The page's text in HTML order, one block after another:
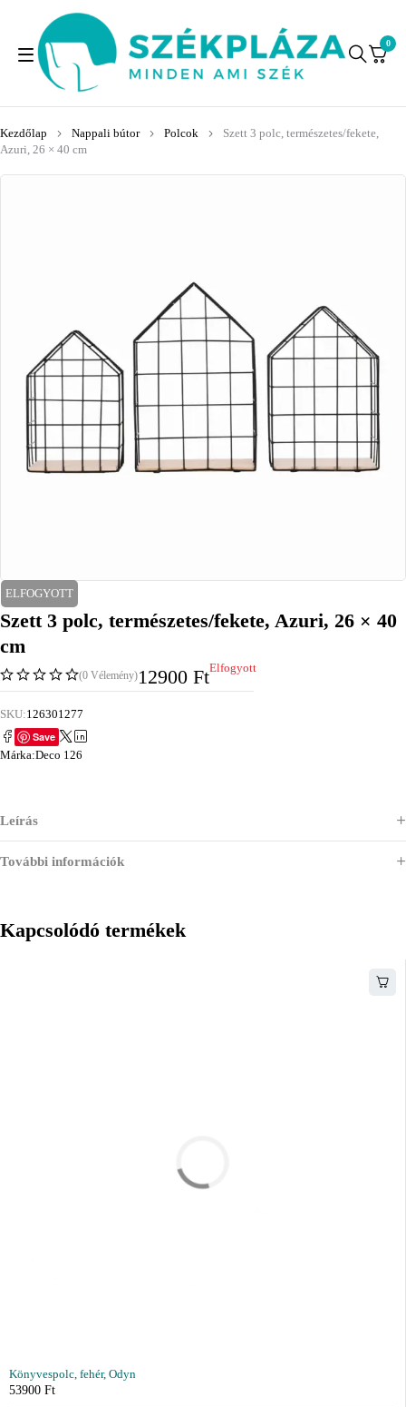
0
Kezdőlap Nappali bútor Polcok
Szett 3 polc, természetes/fekete,
Azuri, 26 × 40 cm
ELFOGYOTT
Szett 3 polc, természetes/fekete, Azuri, 26 × 40
cm
(0 Vélemény)12900 FtElfogyott
SKU:126301277
Save
Márka:Deco 126
Leírás
További információk
Kapcsolódó termékek
Könyvespolc, fehér, Odyn
53900 Ft